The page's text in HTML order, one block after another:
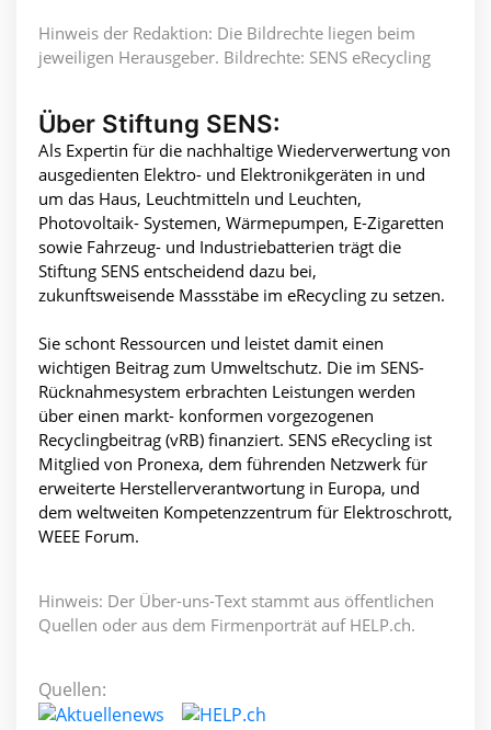
Hinweis der Redaktion: Die Bildrechte liegen beim
jeweiligen Herausgeber. Bildrechte: SENS eRecycling
Über Stiftung SENS:
Als Expertin für die nachhaltige Wiederverwertung von
ausgedienten Elektro- und Elektronikgeräten in und
um das Haus, Leuchtmitteln und Leuchten,
Photovoltaik- Systemen, Wärmepumpen, E-Zigaretten
sowie Fahrzeug- und Industriebatterien trägt die
Stiftung SENS entscheidend dazu bei,
zukunftsweisende Massstäbe im eRecycling zu setzen.
Sie schont Ressourcen und leistet damit einen
wichtigen Beitrag zum Umweltschutz. Die im SENS-
Rücknahmesystem erbrachten Leistungen werden
über einen markt- konformen vorgezogenen
Recyclingbeitrag (vRB) finanziert. SENS eRecycling ist
Mitglied von Pronexa, dem führenden Netzwerk für
erweiterte Herstellerverantwortung in Europa, und
dem weltweiten Kompetenzzentrum für Elektroschrott,
WEEE Forum.
Hinweis: Der Über-uns-Text stammt aus öffentlichen
Quellen oder aus dem Firmenporträt auf HELP.ch.
Quellen: